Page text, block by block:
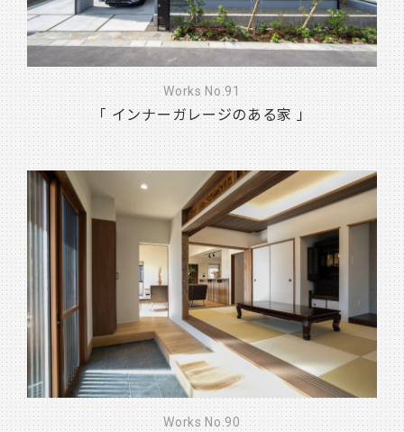
Works No.91
「 インナーガレージのある家 」
Works No.90